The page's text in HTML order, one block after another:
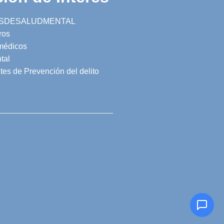
de Prevención del delito